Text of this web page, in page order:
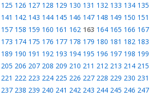
125 126 127 128 129 130 131 132 133 134 135
141 142 143 144 145 146 147 148 149 150 151
157 158 159 160 161 162 163 164 165 166 167
173 174 175 176 177 178 179 180 181 182 183
189 190 191 192 193 194 195 196 197 198 199
205 206 207 208 209 210 211 212 213 214 215
221 222 223 224 225 226 227 228 229 230 231
237 238 239 240 241 242 243 244 245 246 247